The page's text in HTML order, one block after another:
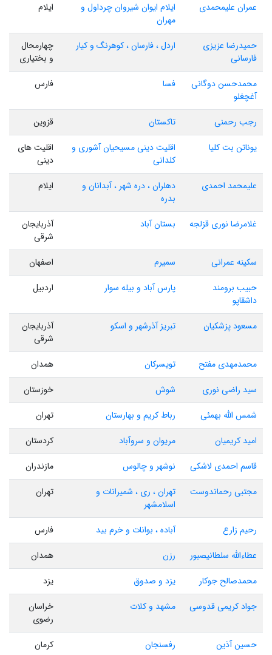
عمران علیمحمدی
ایلام ایوان شیروان چرداول و
مهران
ایلام
حمیدرضا عزیزی
فارسانی
اردل ، فارسان ، کوهرنگ و کیار
چهارمحال
و بختیاری
محمدحسن دوگانی
آغچغلو
فسا فارس
رجب رحمنی تاکستان
قزوین
یوناتن بت کلیا
اقلیت دینی مسیحیان آشوری و
کلدانی
اقلیت های
دینی
علیمحمد احمدی
دهلران ، دره شهر ، آبدانان و
بدره
ایلام
غلامرضا نوری قزلجه بستان آباد
آذربایجان
شرقی
سکینه عمرانی
سمیرم
اصفهان
حبیب برومند
داشقاپو
پارس آباد و بیله سوار اردبیل
مسعود پزشکیان تبریز آذرشهر و اسکو
آذربایجان
شرقی
محمدمهدی مفتح
تویسرکان
همدان
سید راضی نوری
شوش
خوزستان
شمس الله بهمئی
رباط کریم و بهارستان
تهران
امید کریمیان
مریوان و سروآباد
کردستان
قاسم احمدی لاشکی
نوشهر و چالوس
مازندران
مجتبی رحماندوست
تهران ، ری ، شمیرانات و
اسلامشهر
تهران
رحیم زارع آباده ، بوانات و خرم بید
فارس
عطاءالله سلطانیصبور
رزن
همدان
محمدصالح جوکار
یزد و صدوق
یزد
جواد کریمی قدوسی
مشهد و کلات
خراسان
رضوی
حسین آذین
رفسنجان کرمان